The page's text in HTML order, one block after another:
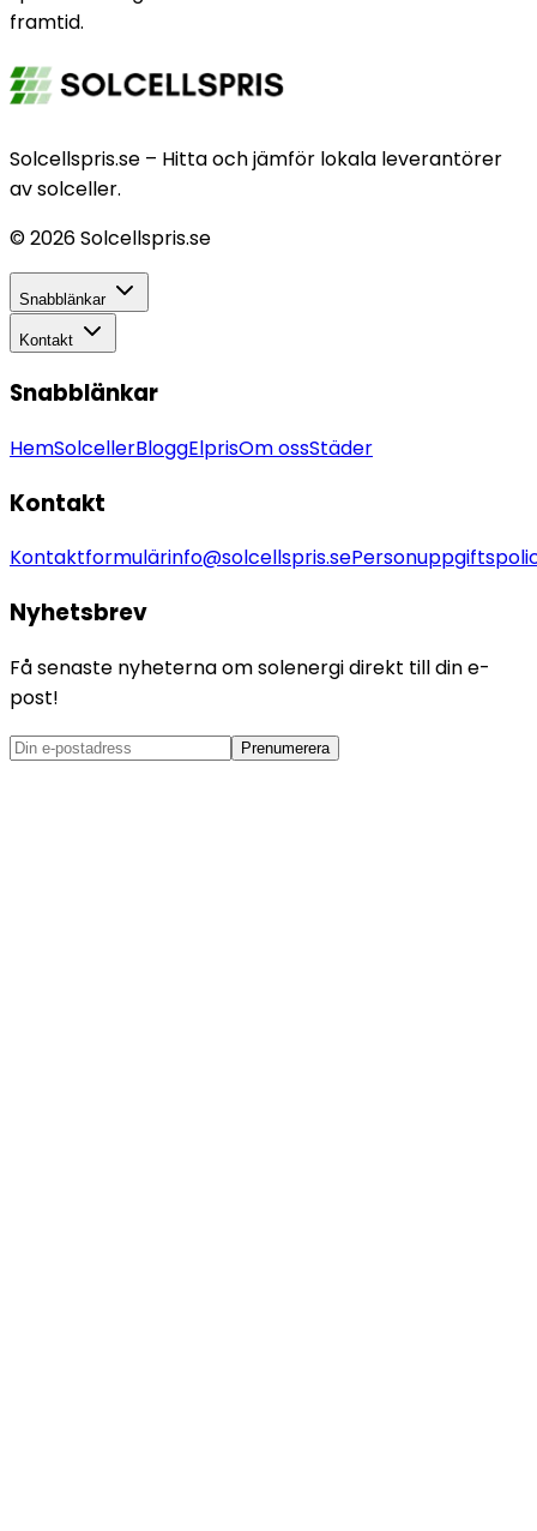
framtid.
Solcellspris.se – Hitta och jämför lokala leverantörer
av solceller.
©2026Solcellspris.se
Snabblänkar
Kontakt
Snabblänkar
HemSolcellerBloggElprisOm ossStäder
Kontakt
Kontaktformulärinfo@solcellspris.se
Nyhetsbrev
Få senaste nyheterna om solenergi direkt till din e-
post!
Prenumerera